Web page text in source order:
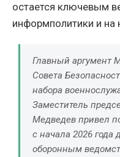
остается ключевым
информполитики и на
Главный аргумент
Совета
набора
Заместитель
Медведев привел
с начала 2026 года
оборонным